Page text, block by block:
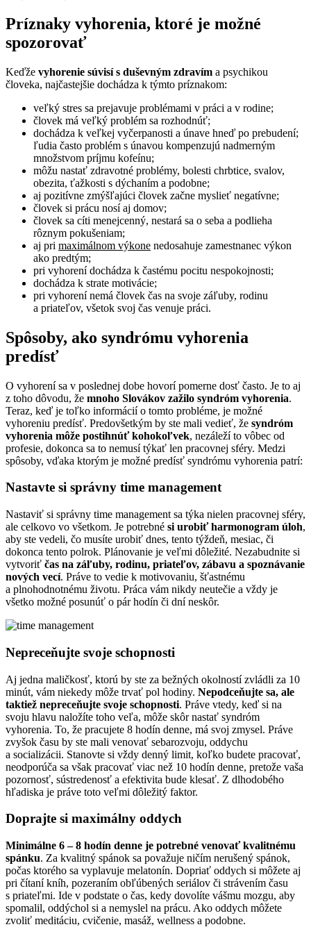
Príznaky vyhorenia, ktoré je možné
spozorovať
Keďže vyhorenie súvisí s duševným zdravím a psychikou
človeka, najčastejšie dochádza k týmto príznakom:
veľký stres sa prejavuje problémami v práci a v rodine;
človek má veľký problém sa rozhodnúť;
dochádza k veľkej vyčerpanosti a únave hneď po prebudení;
ľudia často problém s únavou kompenzujú nadmerným
množstvom príjmu kofeínu;
môžu nastať zdravotné problémy, bolesti chrbtice, svalov,
obezita, ťažkosti s dýchaním a podobne;
aj pozitívne zmýšľajúci človek začne myslieť negatívne;
človek si prácu nosí aj domov;
človek sa cíti menejcenný, nestará sa o seba a podlieha
rôznym pokušeniam;
aj pri maximálnom výkone nedosahuje zamestnanec výkon
ako predtým;
pri vyhorení dochádza k častému pocitu nespokojnosti;
dochádza k strate motivácie;
pri vyhorení nemá človek čas na svoje záľuby, rodinu
a priateľov, všetok svoj čas venuje práci.
Spôsoby, ako syndrómu vyhorenia
predísť
O vyhorení sa v poslednej dobe hovorí pomerne dosť často. Je to aj
z toho dôvodu, že mnoho Slovákov zažilo syndróm vyhorenia.
Teraz, keď je toľko informácií o tomto probléme, je možné
vyhoreniu predísť. Predovšetkým by ste mali vedieť, že syndróm
vyhorenia môže postihnúť kohokoľvek, nezáleží to vôbec od
profesie, dokonca sa to nemusí týkať len pracovnej sféry. Medzi
spôsoby, vďaka ktorým je možné predísť syndrómu vyhorenia patrí:
Nastavte si správny time management
Nastaviť si správny time management sa týka nielen pracovnej sféry,
ale celkovo vo všetkom. Je potrebné si urobiť harmonogram úloh,
aby ste vedeli, čo musíte urobiť dnes, tento týždeň, mesiac, či
dokonca tento polrok. Plánovanie je veľmi dôležité. Nezabudnite si
vytvoriť čas na záľuby, rodinu, priateľov, zábavu a spoznávanie
nových vecí. Práve to vedie k motivovaniu, šťastnému
a plnohodnotnému životu. Práca vám nikdy neutečie a vždy je
všetko možné posunúť o pár hodín či dní neskôr.
Nepreceňujte svoje schopnosti
Aj jedna maličkosť, ktorú by ste za bežných okolností zvládli za 10
minút, vám niekedy môže trvať pol hodiny. Nepodceňujte sa, ale
taktiež nepreceňujte svoje schopnosti. Práve vtedy, keď si na
svoju hlavu naložíte toho veľa, môže skôr nastať syndróm
vyhorenia. To, že pracujete 8 hodín denne, má svoj zmysel. Práve
zvyšok času by ste mali venovať sebarozvoju, oddychu
a socializácii. Stanovte si vždy denný limit, koľko budete pracovať,
neodporúča sa však pracovať viac než 10 hodín denne, pretože vaša
pozornosť, sústredenosť a efektivita bude klesať. Z dlhodobého
hľadiska je práve toto veľmi dôležitý faktor.
Doprajte si maximálny oddych
Minimálne 6 – 8 hodín denne je potrebné venovať kvalitnému
spánku. Za kvalitný spánok sa považuje ničím nerušený spánok,
počas ktorého sa vyplavuje melatonín. Dopriať oddych si môžete aj
pri čítaní kníh, pozeraním obľúbených seriálov či strávením času
s priateľmi. Ide v podstate o čas, kedy dovolíte vášmu mozgu, aby
spomalil, oddýchol si a nemyslel na prácu. Ako oddych môžete
zvoliť meditáciu, cvičenie, masáž, wellness a podobne.